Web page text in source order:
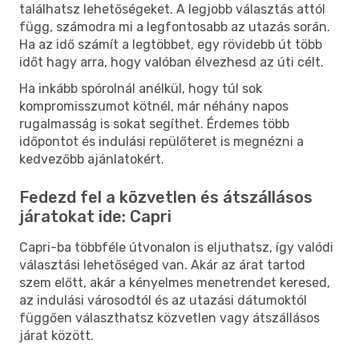
találhatsz lehetőségeket. A legjobb választás attól
függ, számodra mi a legfontosabb az utazás során.
Ha az idő számít a legtöbbet, egy rövidebb út több
időt hagy arra, hogy valóban élvezhesd az úti célt.
Ha inkább spórolnál anélkül, hogy túl sok
kompromisszumot kötnél, már néhány napos
rugalmasság is sokat segíthet. Érdemes több
időpontot és indulási repülőteret is megnézni a
kedvezőbb ajánlatokért.
Fedezd fel a közvetlen és átszállásos
járatokat ide: Capri
Capri-ba többféle útvonalon is eljuthatsz, így valódi
választási lehetőséged van. Akár az árat tartod
szem előtt, akár a kényelmes menetrendet keresed,
az indulási városodtól és az utazási dátumoktól
függően választhatsz közvetlen vagy átszállásos
járat között.